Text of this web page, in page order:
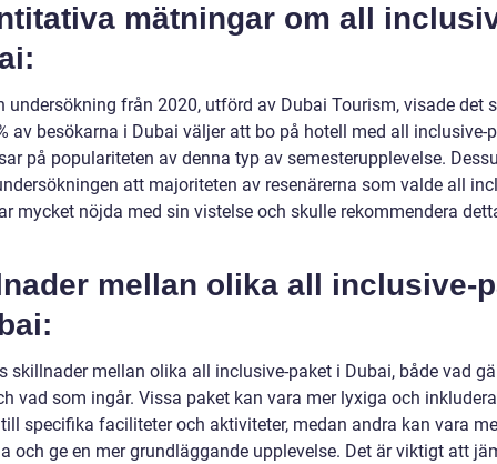
mätningar om all
undersökning från 2020, utförd av Dubai Tourism, visade det
av besökarna i Dubai väljer att bo på hotell med all inclusive-
på populariteten av denna typ av semesterupplevelse.
att majoriteten av resenärerna som valde all
mycket nöjda med sin vistelse och skulle rekommendera
mellan olika all inclusive-
skillnader mellan olika all inclusive-paket i Dubai, både vad
vad som ingår. Vissa paket kan vara mer lyxiga och inkludera
specifika faciliteter och aktiviteter, medan andra kan vara
och ge en mer grundläggande upplevelse. Det är viktigt att